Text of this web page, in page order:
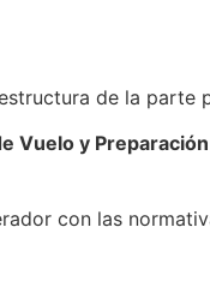
de la parte
Vuelo y
con las